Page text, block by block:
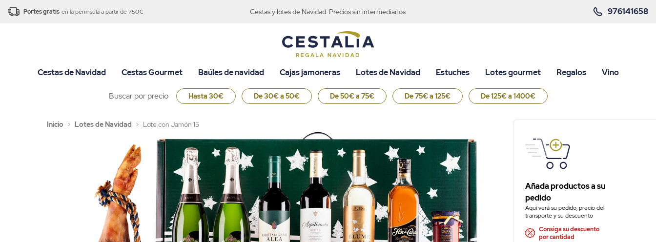
Portes gratis en la peninsula a partir de 750€ Cestas y lotes de Navidad. Precios sin intermediarios 976141658
Cestas de Navidad Cestas Gourmet Baúles de navidad Cajas jamoneras Lotes de Navidad Estuches Lotes gourmet Regalos Vino
Buscar por precio Hasta 30€ De 30€ a 50€ De 50€ a 75€ De 75€ a 125€ De 125€ a 1400€
Añada productos a su
pedido
Aquí verá su pedido, precio del
transporte y su descuento
Consiga su descuento
por cantidad
Inicio > Lotes de Navidad > Lote con Jamón 15